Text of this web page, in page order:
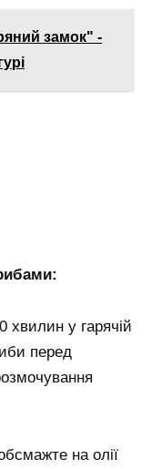
замок" -
хвилин у гарячій
перед
на олії